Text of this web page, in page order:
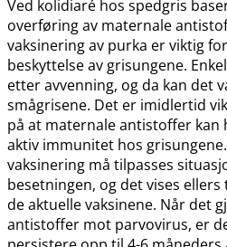
Ved kolidiaré hos spedgris
overføring av maternale
vaksinering av purka er viktig
beskyttelse av grisungene.
etter avvenning, og da kan det
smågrisene. Det er imidlertid
på at maternale antistoffer kan
aktiv immunitet hos
vaksinering må tilpasses
besetningen, og det vises
de aktuelle vaksinene. Når det
antistoffer mot parvovirus, er